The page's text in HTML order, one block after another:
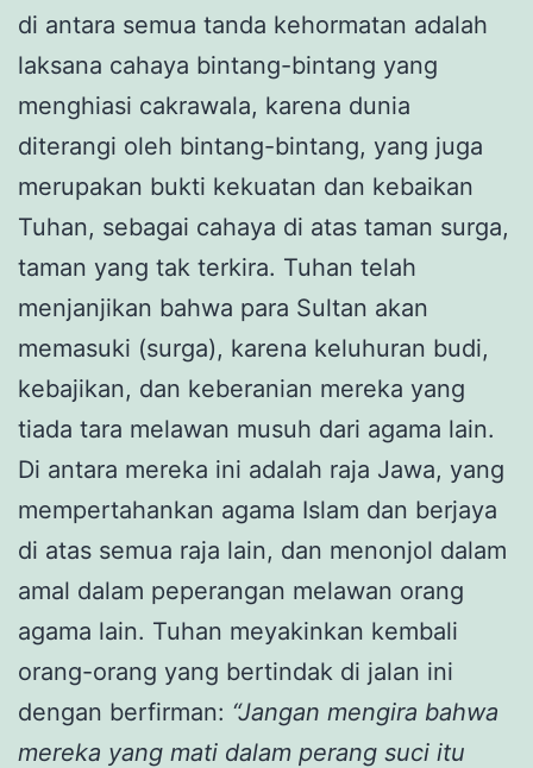
di antara semua tanda kehormatan adalah
laksana cahaya bintang-bintang yang
menghiasi cakrawala, karena dunia
diterangi oleh bintang-bintang, yang juga
merupakan bukti kekuatan dan kebaikan
Tuhan, sebagai cahaya di atas taman surga,
taman yang tak terkira. Tuhan telah
menjanjikan bahwa para Sultan akan
memasuki (surga), karena keluhuran budi,
kebajikan, dan keberanian mereka yang
tiada tara melawan musuh dari agama lain.
Di antara mereka ini adalah raja Jawa, yang
mempertahankan agama Islam dan berjaya
di atas semua raja lain, dan menonjol dalam
amal dalam peperangan melawan orang
agama lain. Tuhan meyakinkan kembali
orang-orang yang bertindak di jalan ini
dengan berfirman: “Jangan mengira bahwa
mereka yang mati dalam perang suci itu